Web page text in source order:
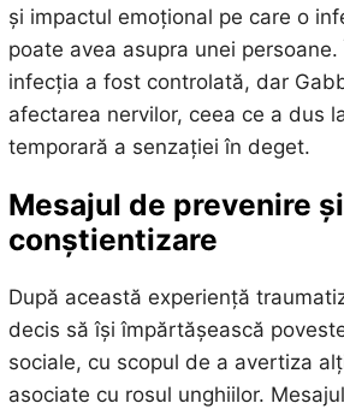
și impactul emoțional pe care o
poate avea asupra unei
infecția a fost controlată, dar
afectarea nervilor, ceea ce a dus
temporară a senzației în deget.
Mesajul de prevenire și
conștientizare
După această experiență
decis să își împărtășească
sociale, cu scopul de a avertiza
asociate cu rosul unghiilor.